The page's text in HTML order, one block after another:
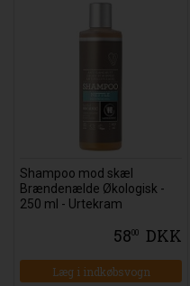
Shampoo mod skæl
Brændenælde Økologisk -
250 ml - Urtekram
5800 DKK